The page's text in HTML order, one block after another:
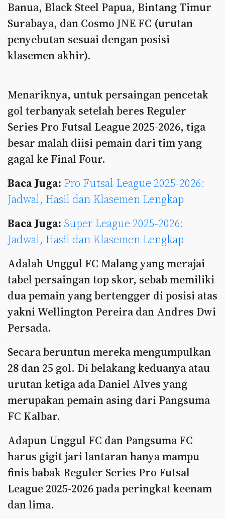
Banua, Black Steel Papua, Bintang Timur
Surabaya, dan Cosmo JNE FC (urutan
penyebutan sesuai dengan posisi
klasemen akhir).
Menariknya, untuk persaingan pencetak
gol terbanyak setelah beres Reguler
Series Pro Futsal League 2025-2026, tiga
besar malah diisi pemain dari tim yang
gagal ke Final Four.
Baca Juga: Pro Futsal League 2025-2026:
Jadwal, Hasil dan Klasemen Lengkap
Baca Juga: Super League 2025-2026:
Jadwal, Hasil dan Klasemen Lengkap
Adalah Unggul FC Malang yang merajai
tabel persaingan top skor, sebab memiliki
dua pemain yang bertengger di posisi atas
yakni Wellington Pereira dan Andres Dwi
Persada.
Secara beruntun mereka mengumpulkan
28 dan 25 gol. Di belakang keduanya atau
urutan ketiga ada Daniel Alves yang
merupakan pemain asing dari Pangsuma
FC Kalbar.
Adapun Unggul FC dan Pangsuma FC
harus gigit jari lantaran hanya mampu
finis babak Reguler Series Pro Futsal
League 2025-2026 pada peringkat keenam
dan lima.